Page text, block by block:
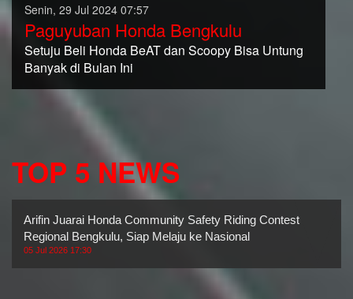
Senin, 29 Jul 2024 07:57
Paguyuban Honda Bengkulu
Setuju Beli Honda BeAT dan Scoopy Bisa Untung
Banyak di Bulan Ini
TOP 5 NEWS
Arifin Juarai Honda Community Safety Riding Contest
Regional Bengkulu, Siap Melaju ke Nasional
05 Jul 2026 17:30